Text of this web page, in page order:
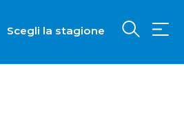
Scegli la stagione